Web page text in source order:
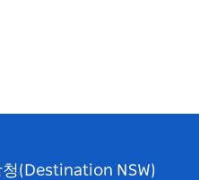
(Destination NSW)